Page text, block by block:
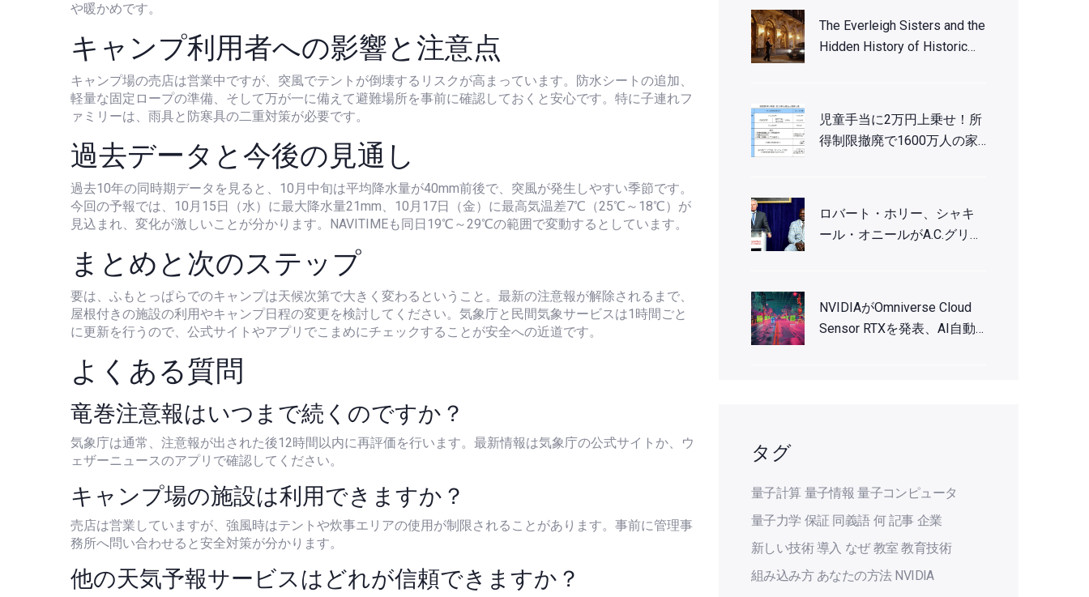
や暖かめです。
キャンプ利用者への影響と注意点
キャンプ場の売店は営業中ですが、突風でテントが倒壊するリスクが高まっています。防水シートの追加、
軽量な固定ロープの準備、そして万が一に備えて避難場所を事前に確認しておくと安心です。特に子連れフ
ァミリーは、雨具と防寒具の二重対策が必要です。
過去データと今後の見通し
過去10年の同時期データを見ると、10月中旬は平均降水量が40mm前後で、突風が発生しやすい季節です。
今回の予報では、10月15日（水）に最大降水量21mm、10月17日（金）に最高気温差7℃（25℃～18℃）が
見込まれ、変化が激しいことが分かります。 NAVITIMEも同日19℃～29℃の範囲で変動するとしています。
まとめと次のステップ
要は、ふもとっぱらでのキャンプは天候次第で大きく変わるということ。最新の注意報が解除されるまで、
屋根付きの施設の利用やキャンプ日程の変更を検討してください。気象庁と民間気象サービスは1時間ごと
に更新を行うので、公式サイトやアプリでこまめにチェックすることが安全への近道です。
よくある質問
竜巻注意報はいつまで続くのですか？
気象庁は通常、注意報が出された後12時間以内に再評価を行います。最新情報は気象庁の公式サイトか、ウ
ェザーニュースのアプリで確認してください。
キャンプ場の施設は利用できますか？
売店は営業していますが、強風時はテントや炊事エリアの使用が制限されることがあります。事前に管理事
務所へ問い合わせると安全対策が分かります。
他の天気予報サービスはどれが信頼できますか？
The Everleigh Sisters and the
Hidden History of Historic
児童手当に2万円上乗せ！所
得制限撤廃で1600万人の家
ロバート・ホリー、シャキ
ール・オニールがA.C.グリー
NVIDIAがOmniverse Cloud
Sensor RTXを発表、AI自動
タグ
量子計算 量子情報 量子コンピュータ
量子力学 保証 同義語 何 記事 企業
新しい技術 導入 なぜ 教室 教育技術
組み込み方 あなたの方法 NVIDIA